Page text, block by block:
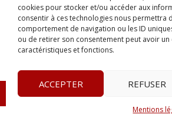
cookies pour stocker et/ou accéder aux
consentir à ces technologies nous permettra
comportement de navigation ou les ID
ou de retirer son consentement peut avoir
caractéristiques et fonctions.
ACCEPTER REFUSER
Mentions
Le Legis